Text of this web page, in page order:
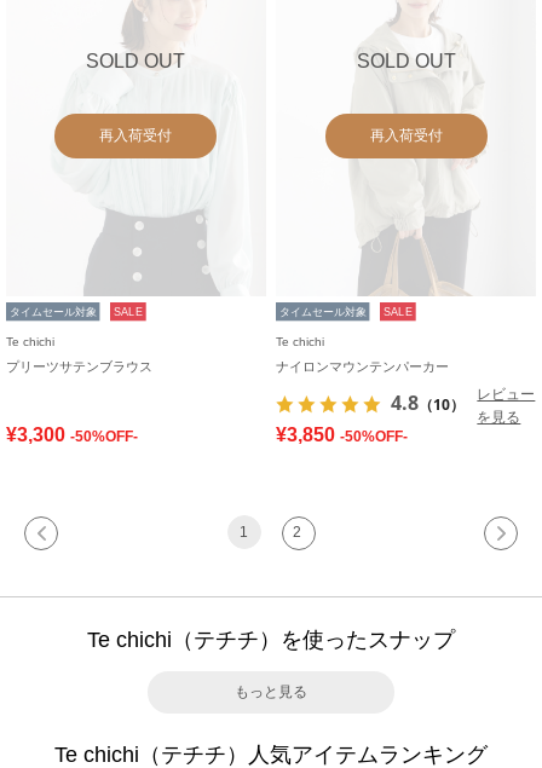
SOLD OUT
再入荷受付
タイムセール対象 SALE
Te chichi
プリーツサテンブラウス
¥3,300 -50%OFF-
SOLD OUT
再入荷受付
タイムセール対象 SALE
Te chichi
ナイロンマウンテンパーカー
4.8 （10）
レビュー
を見る
¥3,850 -50%OFF-
1 2
Te chichi（テチチ）を使ったスナップ
もっと見る
Te chichi（テチチ）人気アイテムランキング